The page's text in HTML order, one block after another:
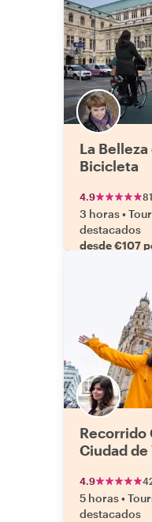
La
Bicicleta
4.9
3 horas•
destacados
desde €107
Recorrido
Ciudad de
4.9
5 horas•
destacados